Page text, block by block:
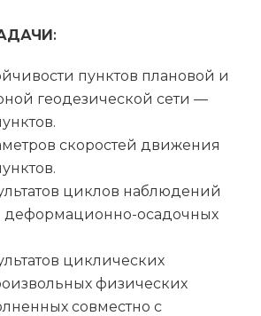
:
пунктов плановой и
геодезической сети —
скоростей движения
циклов наблюдений
осадочных
циклических
физических
совместно с